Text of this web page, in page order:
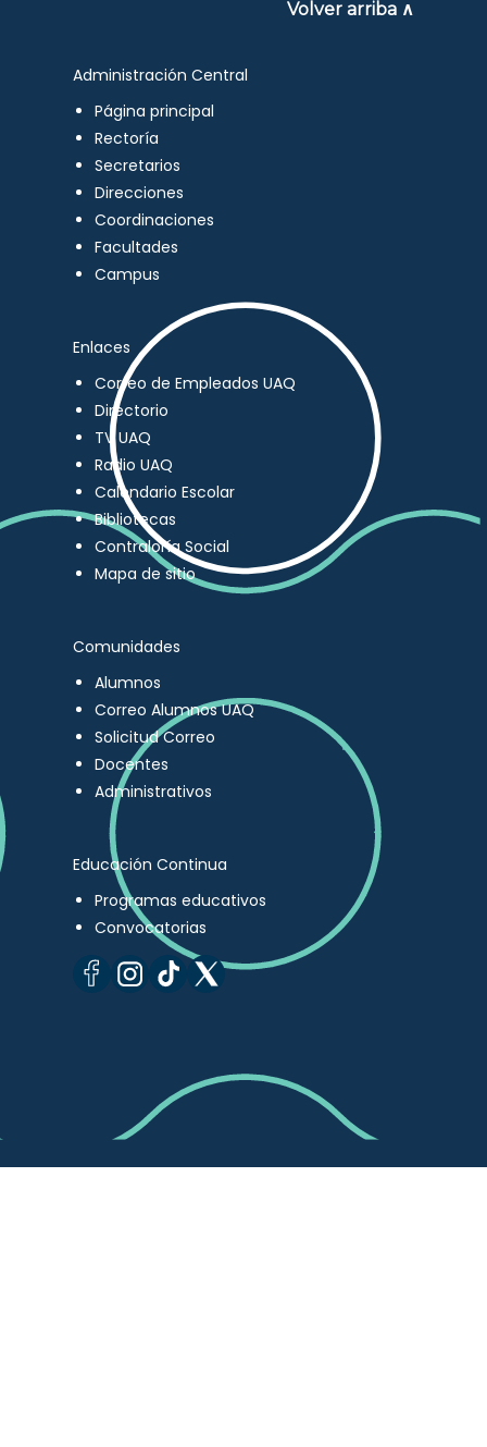
Volver arriba ∧
Administración Central
Página principal
Rectoría
Secretarios
Direcciones
Coordinaciones
Facultades
Campus
Enlaces
Correo de Empleados UAQ
Directorio
TV UAQ
Radio UAQ
Calendario Escolar
Bibliotecas
Contraloría Social
Mapa de sitio
Comunidades
Alumnos
Correo Alumnos UAQ
Solicitud Correo
Docentes
Administrativos
Educación Continua
Programas educativos
Convocatorias